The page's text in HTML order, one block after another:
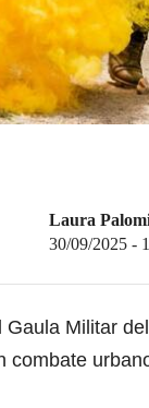
Laura
30/09/2025 -
Militar